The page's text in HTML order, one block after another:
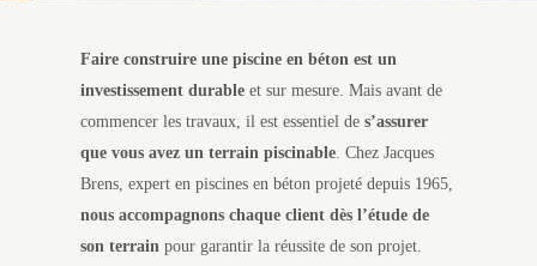
Faire construire une piscine en béton est un
investissement durable et sur mesure. Mais avant de
commencer les travaux, il est essentiel de s’assurer
que vous avez un terrain piscinable . Chez Jacques
Brens, expert en piscines en béton projeté depuis 1965,
nous accompagnons chaque client dès l’étude de
son terrain pour garantir la réussite de son projet.